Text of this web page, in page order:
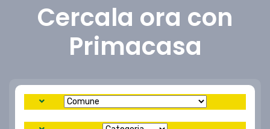
Cercala ora con
Primacasa